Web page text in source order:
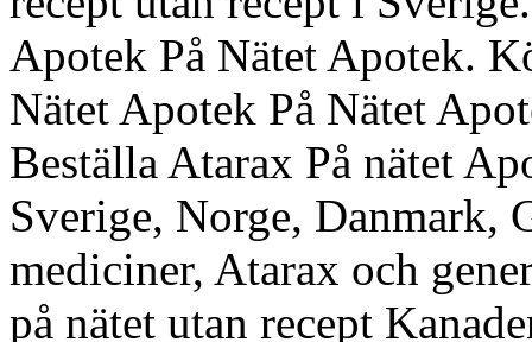
Apotek På Nätet Apotek.
Nätet Apotek På Nätet
Beställa Atarax På nätet
Sverige, Norge, Danmark,
mediciner, Atarax och
på nätet utan recept